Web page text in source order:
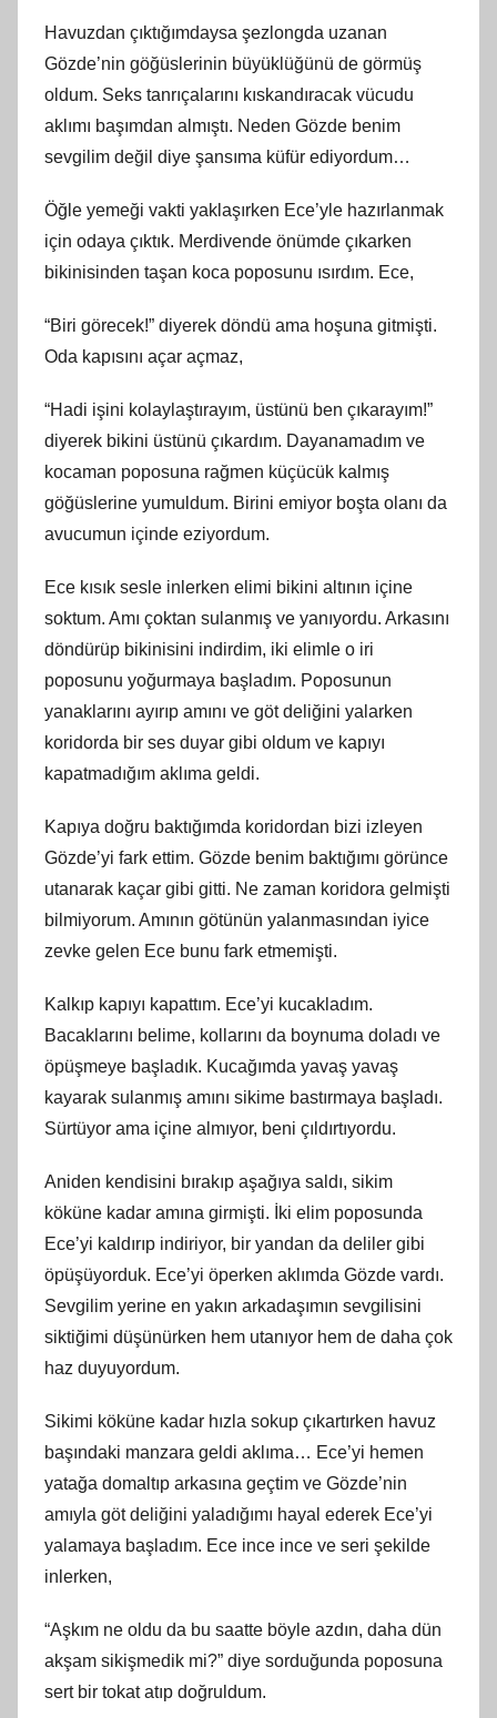
Havuzdan çıktığımdaysa şezlongda uzanan
Gözde’nin göğüslerinin büyüklüğünü de görmüş
oldum. Seks tanrıçalarını kıskandıracak vücudu
aklımı başımdan almıştı. Neden Gözde benim
sevgilim değil diye şansıma küfür ediyordum…
Öğle yemeği vakti yaklaşırken Ece’yle hazırlanmak
için odaya çıktık. Merdivende önümde çıkarken
bikinisinden taşan koca poposunu ısırdım. Ece,
“Biri görecek!” diyerek döndü ama hoşuna gitmişti.
Oda kapısını açar açmaz,
“Hadi işini kolaylaştırayım, üstünü ben çıkarayım!”
diyerek bikini üstünü çıkardım. Dayanamadım ve
kocaman poposuna rağmen küçücük kalmış
göğüslerine yumuldum. Birini emiyor boşta olanı da
avucumun içinde eziyordum.
Ece kısık sesle inlerken elimi bikini altının içine
soktum. Amı çoktan sulanmış ve yanıyordu. Arkasını
döndürüp bikinisini indirdim, iki elimle o iri
poposunu yoğurmaya başladım. Poposunun
yanaklarını ayırıp amını ve göt deliğini yalarken
koridorda bir ses duyar gibi oldum ve kapıyı
kapatmadığım aklıma geldi.
Kapıya doğru baktığımda koridordan bizi izleyen
Gözde’yi fark ettim. Gözde benim baktığımı görünce
utanarak kaçar gibi gitti. Ne zaman koridora gelmişti
bilmiyorum. Amının götünün yalanmasından iyice
zevke gelen Ece bunu fark etmemişti.
Kalkıp kapıyı kapattım. Ece’yi kucakladım.
Bacaklarını belime, kollarını da boynuma doladı ve
öpüşmeye başladık. Kucağımda yavaş yavaş
kayarak sulanmış amını sikime bastırmaya başladı.
Sürtüyor ama içine almıyor, beni çıldırtıyordu.
Aniden kendisini bırakıp aşağıya saldı, sikim
köküne kadar amına girmişti. İki elim poposunda
Ece’yi kaldırıp indiriyor, bir yandan da deliler gibi
öpüşüyorduk. Ece’yi öperken aklımda Gözde vardı.
Sevgilim yerine en yakın arkadaşımın sevgilisini
siktiğimi düşünürken hem utanıyor hem de daha çok
haz duyuyordum.
Sikimi köküne kadar hızla sokup çıkartırken havuz
başındaki manzara geldi aklıma… Ece’yi hemen
yatağa domaltıp arkasına geçtim ve Gözde’nin
amıyla göt deliğini yaladığımı hayal ederek Ece’yi
yalamaya başladım. Ece ince ince ve seri şekilde
inlerken,
“Aşkım ne oldu da bu saatte böyle azdın, daha dün
akşam sikişmedik mi?” diye sorduğunda poposuna
sert bir tokat atıp doğruldum.